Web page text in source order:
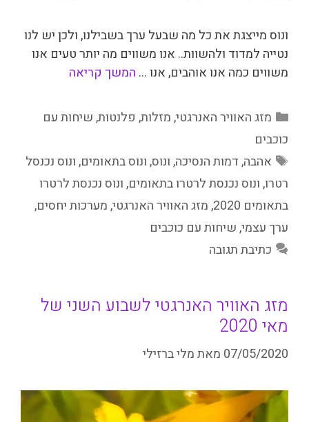
ונוס מייצגת את כל מה שבעל ערך בשבילנו, ולכן יש לנו
נטייה למדוד ולהשוות.. אנו משווים מה יותר טעים אנו
משווים כמה אנו אוהבים, אנו … המשך קריאה
קטגוריות
מזג האוויר האנרגטי,מזלות, פלנטות,שיחות עם
כוכבים
תגיות
אהבה,דמות הנסיכה,ונוס,ונוס בתאומים,ונוס נכנסל
רטרו,ונוס נכנסת לרטרו בתאומים,ונוס נכנסת לרטרו
בתאומים 2020
,מזג האוויר האנרגטי,מערכות יחסים,
ערך עצמי,שיחות עם כוכבים
כתיבת תגובה
מזג האוויר האנרגטי לשבוע השני של
מאי 2020
07/05/2020 מאתמלי ברזילי